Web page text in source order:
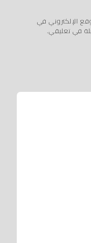
الإلكتروني في
في تعليقي.